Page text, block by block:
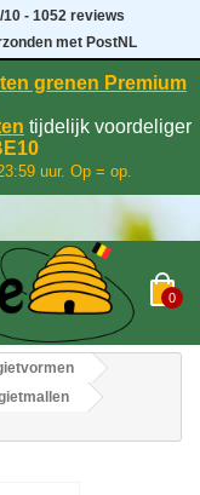
/10 - 1052 reviews
met PostNL
grenen Premium
tijdelijk voordeliger
uur. Op = op.
0